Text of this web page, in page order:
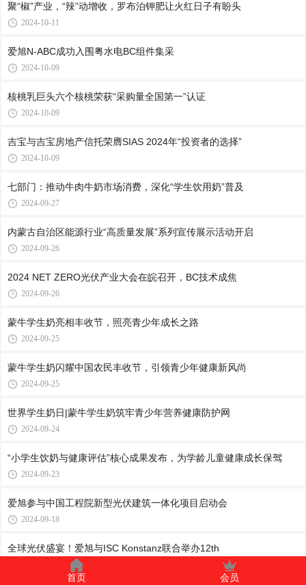
聚“椒”产业，“辣”动增收，罗布泊钾肥让火红日子有盼头
2024-10-11
爱旭N-ABC成功入围粤水电BC组件集采
2024-10-09
核桃乳巨头六个核桃荣获“采购量全国第一”认证
2024-10-09
吉宝与吉宝房地产信托荣膺SIAS 2024年“投资者的选择”
2024-10-09
七部门：推动牛肉牛奶市场消费，深化“学生饮用奶”普及
2024-09-27
内蒙古自治区能源行业“高质量发展”系列宣传展示活动开启
2024-09-26
2024 NET ZERO光伏产业大会在皖召开，BC技术成焦
2024-09-26
蒙牛学生奶亮相丰收节，照亮青少年成长之路
2024-09-25
蒙牛学生奶闪耀中国农民丰收节，引领青少年健康新风尚
2024-09-25
世界学生奶日|蒙牛学生奶筑牢青少年营养健康防护网
2024-09-24
“小学生饮奶与健康评估”核心成果发布，为学龄儿童健康成长保驾
2024-09-23
爱旭参与中国工程院新型光伏建筑一体化项目启动会
2024-09-18
全球光伏盛宴！爱旭与ISC Konstanz联合举办12th
首页 会员